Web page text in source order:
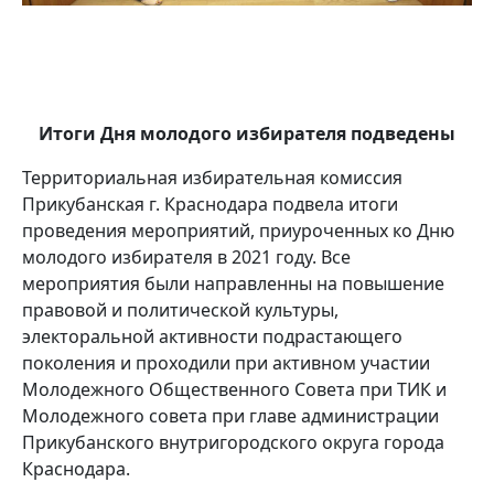
Итоги Дня молодого избирателя подведены
Территориальная избирательная комиссия
Прикубанская г. Краснодара подвела итоги
проведения мероприятий, приуроченных ко Дню
молодого избирателя в 2021 году. Все
мероприятия были направленны на повышение
правовой и политической культуры,
электоральной активности подрастающего
поколения и проходили при активном участии
Молодежного Общественного Совета при ТИК и
Молодежного совета при главе администрации
Прикубанского внутригородского округа города
Краснодара.